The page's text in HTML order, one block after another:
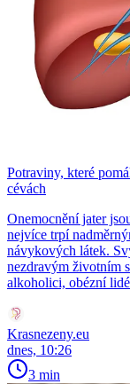
Potraviny, které
cévách
Onemocnění jater
nejvíce trpí
návykových látek.
nezdravým životním
alkoholici, obézní
Krasnezeny.eu
dnes, 10:26
3 min